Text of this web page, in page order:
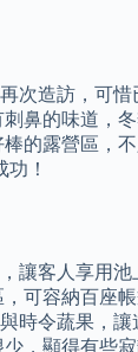
次造訪，可
鼻的味道，
的露營區，
！
讓客人享用
可容納百座
時令蔬果，
，顯得有些寂